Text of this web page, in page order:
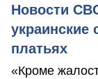
Новости
украинские
платьях
«Кроме